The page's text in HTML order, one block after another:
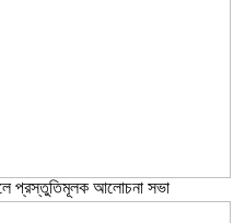
প্রস্তুতিমূলক আলোচনা সভা